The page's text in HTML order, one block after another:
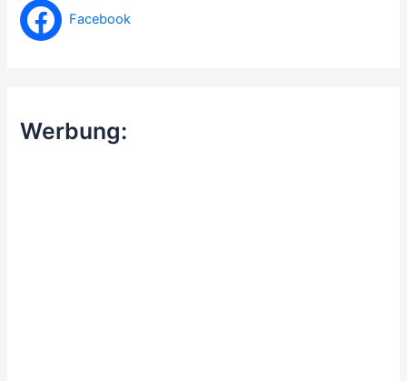
Facebook
Werbung: